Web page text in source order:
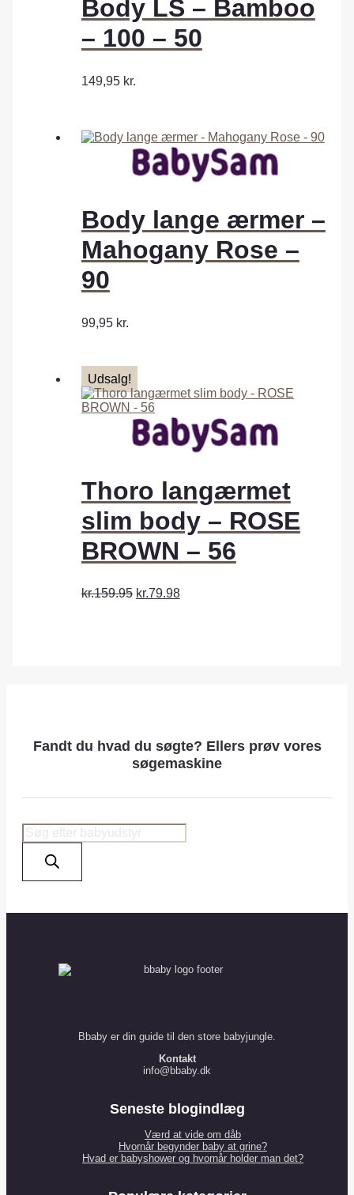
Body LS – Bamboo
– 100 – 50
149,95 kr.
Body lange ærmer –
Mahogany Rose –
90
99,95 kr.
Udsalg!
Thoro langærmet
slim body – ROSE
BROWN – 56
kr.159.95 kr.79.98
Fandt du hvad du søgte? Ellers prøv vores
søgemaskine
Products
search
Bbaby er din guide til den store babyjungle.
Kontakt
info@bbaby.dk
Seneste blogindlæg
Værd at vide om dåb
Hvornår begynder baby at grine?
Hvad er babyshower og hvornår holder man det?